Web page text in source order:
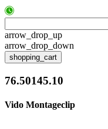
arrow_drop_up
arrow_drop_down
shopping_cart
76.50145.10
Vido Montageclip